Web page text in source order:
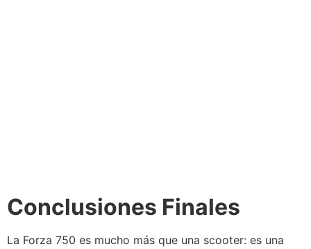
Conclusiones Finales
La Forza 750 es mucho más que una scooter: es una